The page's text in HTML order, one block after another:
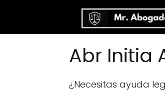
Abr Initia
¿Necesitas ayuda